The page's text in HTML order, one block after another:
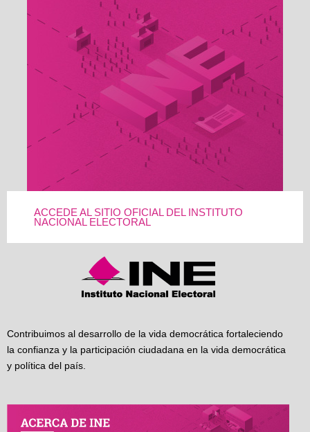
ACCEDE AL SITIO OFICIAL DEL INSTITUTO
NACIONAL ELECTORAL
Contribuimos al desarrollo de la vida democrática fortaleciendo
la confianza y la participación ciudadana en la vida democrática
y política del país.